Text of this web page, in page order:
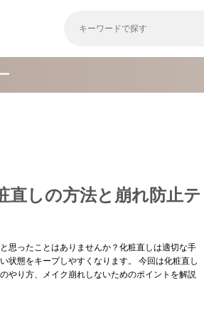
直しの方法と崩れ防止テ
思ったことはありませんか？化粧直しは適切な手
状態をキープしやすくなります。 今回は化粧直し
やり方、メイク崩れしないためのポイントを解説